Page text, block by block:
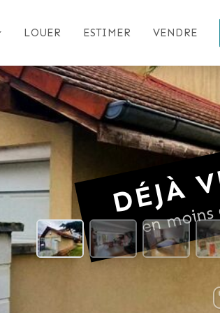
LOUER ESTIMER VENDRE
DÉJÀ
en